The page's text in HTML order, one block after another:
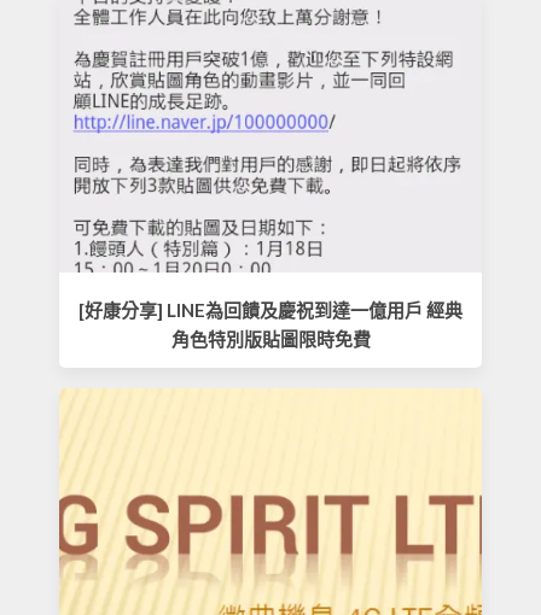
[好康分享] LINE為回饋及慶祝到達一億用戶 經典
角色特別版貼圖限時免費